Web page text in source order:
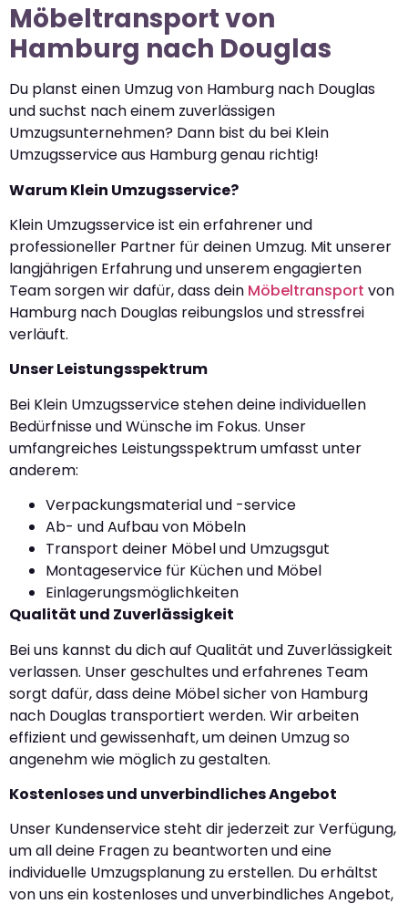
Möbeltransport von
Hamburg nach Douglas
Du planst einen Umzug von Hamburg nach Douglas
und suchst nach einem zuverlässigen
Umzugsunternehmen? Dann bist du bei Klein
Umzugsservice aus Hamburg genau richtig!
Warum Klein Umzugsservice?
Klein Umzugsservice ist ein erfahrener und
professioneller Partner für deinen Umzug. Mit unserer
langjährigen Erfahrung und unserem engagierten
Team sorgen wir dafür, dass dein Möbeltransport von
Hamburg nach Douglas reibungslos und stressfrei
verläuft.
Unser Leistungsspektrum
Bei Klein Umzugsservice stehen deine individuellen
Bedürfnisse und Wünsche im Fokus. Unser
umfangreiches Leistungsspektrum umfasst unter
anderem:
Verpackungsmaterial und -service
Ab- und Aufbau von Möbeln
Transport deiner Möbel und Umzugsgut
Montageservice für Küchen und Möbel
Einlagerungsmöglichkeiten
Qualität und Zuverlässigkeit
Bei uns kannst du dich auf Qualität und Zuverlässigkeit
verlassen. Unser geschultes und erfahrenes Team
sorgt dafür, dass deine Möbel sicher von Hamburg
nach Douglas transportiert werden. Wir arbeiten
effizient und gewissenhaft, um deinen Umzug so
angenehm wie möglich zu gestalten.
Kostenloses und unverbindliches Angebot
Unser Kundenservice steht dir jederzeit zur Verfügung,
um all deine Fragen zu beantworten und eine
individuelle Umzugsplanung zu erstellen. Du erhältst
von uns ein kostenloses und unverbindliches Angebot,